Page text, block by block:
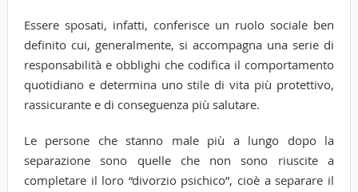
Essere sposati, infatti, conferisce un ruolo sociale ben
definito cui, generalmente, si accompagna una serie di
responsabilità e obblighi che codifica il comportamento
quotidiano e determina uno stile di vita più protettivo,
rassicurante e di conseguenza più salutare.
Le persone che stanno male più a lungo dopo la
separazione sono quelle che non sono riuscite a
completare il loro “divorzio psichico”, cioè a separare il